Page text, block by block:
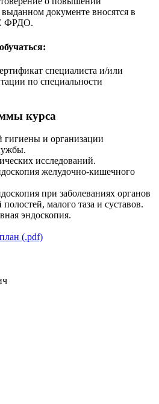
документе вносятся в
ФРДО.
специалиста и/или
по специальности
курса
и организации
исследований.
желудочно-кишечного
при заболеваниях органов
малого таза и суставов.
эндоскопия.
(.pdf)